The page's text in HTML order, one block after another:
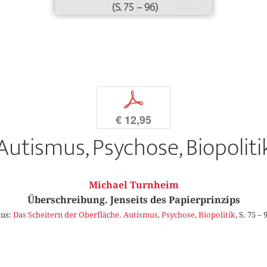
(S. 75 – 96)
p
€ 12,95
Psychose,
Michael Turnheim
Überschreibung. Jenseits des Papierprinzips
Das Scheitern der Oberfläche. Autismus, Psychose, Biopolitik, S. 75 –